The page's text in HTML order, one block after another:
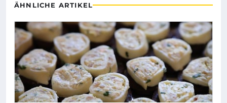
ÄHNLICHE ARTIKEL